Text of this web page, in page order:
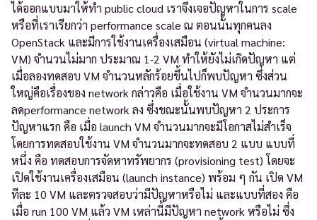
ได้ออกแบบมาให้ทำ public cloud เราจึงเจอปัญหาในการ scale
หรือที่เราเรียกว่า performance scale ณ ตอนนั้นทุกคนลง
OpenStack และมีการใช้งานเครื่องเสมือน (virtual machine:
VM) จำนวนไม่มาก ประมาณ 1-2 VM ทำให้ยังไม่เกิดปัญหา แต่
เมื่อลองทดสอบ VM จำนวนหลักร้อยขึ้นไปก็พบปัญหา ซึ่งส่วน
ใหญ่คือเรื่องของ network กล่าวคือ เมื่อใช้งาน VM จำนวนมากจะ
ลดperformance network ลง ซึ่งขณะนั้นพบปัญหา 2 ประการ
ปัญหาแรก คือ เมื่อ launch VM จำนวนมากจะมีโอกาสไม่สำเร็จ
โดยการทดสอบใช้งาน VM จำนวนมากจะทดสอบ 2 แบบ แบบที่
หนึ่ง คือ ทดสอบการจัดหาทรัพยากร (provisioning test) โดยจะ
เปิดใช้งานเครื่องเสมือน (launch instance) พร้อม ๆ กัน เปิด VM
ทีละ 10 VM และตรวจสอบว่ามีปัญหาหรือไม่ และแบบที่สอง คือ
เมื่อ run 100 VM แล้ว VM เหล่านี้มีปัญหา network หรือไม่ ซึ่ง